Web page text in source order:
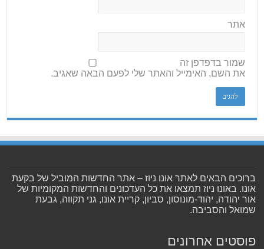
אתר
שמור בדפדפן זה
את השם, האימייל והאתר שלי לפעם הבאה שאגיב.
ברוכים הבאים לאתר אונו ניוז – אתר החדשות המוביל של בקעת
אונו. באונו ניוז תמצאו את כל העדכונים והחדשות המקומיות של
אור יהודה, יהוד-מונוסון, סביון, קריית אונו, גני תקווה, גבעת
שמואל והסביבה.
פוסטים אחרונים